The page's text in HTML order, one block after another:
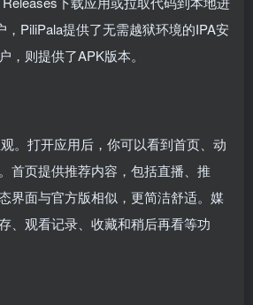
PiliPala提供了无需越狱环境的IPA安
，则提供了APK版本。
。打开应用后，你可以看到首页、动
首页提供推荐内容，包括直播、推
界面与官方版相似，更简洁舒适。媒
、观看记录、收藏和稍后再看等功